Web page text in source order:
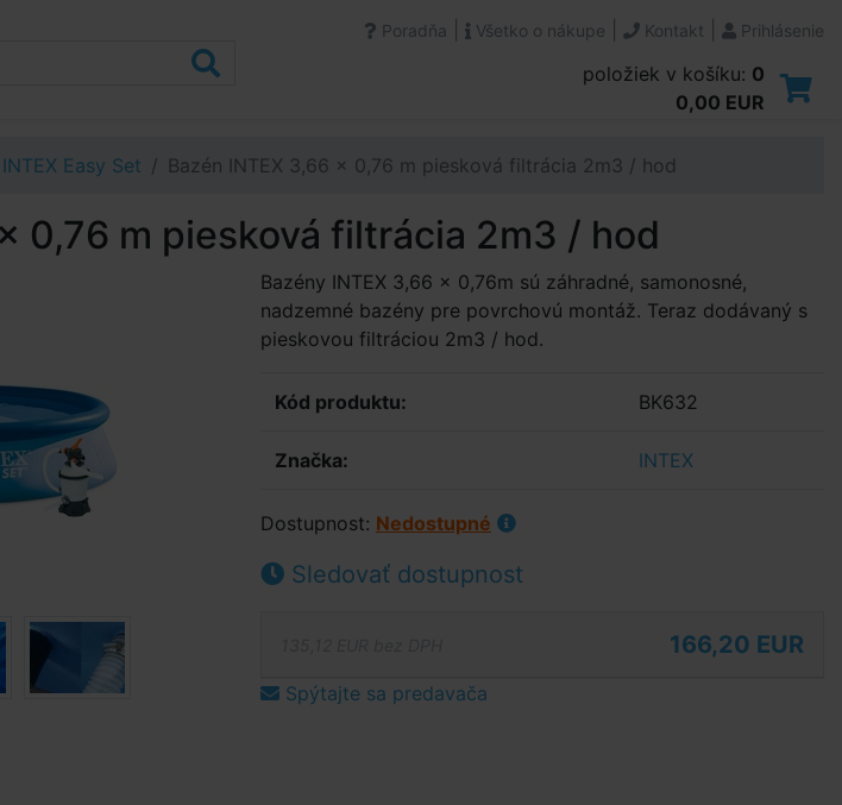
Poradňa Všetko o nákupe Kontakt Prihlásenie
položiek v košíku: 0
0,00 EUR
INTEX Easy Set Bazén INTEX 3,66 x 0,76 m piesková filtrácia 2m3 / hod
0,76 m piesková filtrácia 2m3 / hod
Bazény INTEX 3,66 x 0,76m sú záhradné, samonosné,
nadzemné bazény pre povrchovú montáž. Teraz dodávaný s
pieskovou filtráciou 2m3 / hod.
Kód produktu: BK632
Značka: INTEX
Dostupnost: Nedostupné
Sledovať dostupnost
166,20 EUR
Spýtajte sa predavača